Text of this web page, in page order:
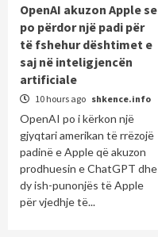
OpenAI akuzon Apple se
po përdor një padi për
të fshehur dështimet e
saj në inteligjencën
artificiale
10 hours ago shkence.info
OpenAI po i kërkon një
gjyqtari amerikan të rrëzojë
padinë e Apple që akuzon
prodhuesin e ChatGPT dhe
dy ish-punonjës të Apple
për vjedhje të...